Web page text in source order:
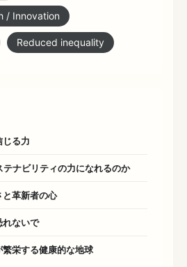
/ Innovation
Reduced inequality
じる力
テナビリティの力になれるのか
と革新者の心
れないで
繁栄する健康的な地球